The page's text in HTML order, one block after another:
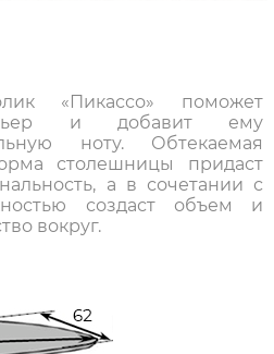
«Пикассо» поможет
и добавит ему
ноту. Обтекаемая
столешницы придаст
а в сочетании с
создаст объем и
вокруг.